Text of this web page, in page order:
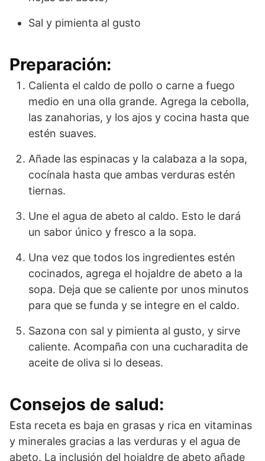
Sal y pimienta al gusto
Preparación:
Calienta el caldo de pollo o carne a fuego
medio en una olla grande. Agrega la cebolla,
las zanahorias, y los ajos y cocina hasta que
estén suaves.
Añade las espinacas y la calabaza a la sopa,
cocínala hasta que ambas verduras estén
tiernas.
Une el agua de abeto al caldo. Esto le dará
un sabor único y fresco a la sopa.
Una vez que todos los ingredientes estén
cocinados, agrega el hojaldre de abeto a la
sopa. Deja que se caliente por unos minutos
para que se funda y se integre en el caldo.
Sazona con sal y pimienta al gusto, y sirve
caliente. Acompaña con una cucharadita de
aceite de oliva si lo deseas.
Consejos de salud:
Esta receta es baja en grasas y rica en vitaminas
y minerales gracias a las verduras y el agua de
abeto. La inclusión del hojaldre de abeto añade